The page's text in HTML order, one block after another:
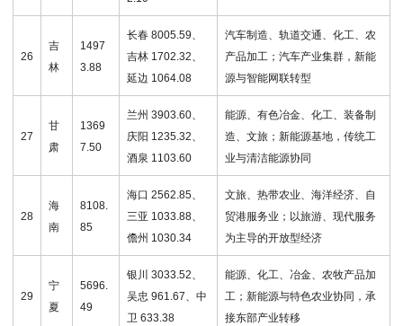
26
吉
林
1497
3.88
长春 8005.59、
吉林 1702.32、
延边 1064.08
汽车制造、轨道交通、化工、农
产品加工；汽车产业集群，新能
源与智能网联转型
27
甘
肃
1369
7.50
兰州 3903.60、
庆阳 1235.32、
酒泉 1103.60
能源、有色冶金、化工、装备制
造、文旅；新能源基地，传统工
业与清洁能源协同
28
海
南
8108.
85
海口 2562.85、
三亚 1033.88、
儋州 1030.34
文旅、热带农业、海洋经济、自
贸港服务业；以旅游、现代服务
为主导的开放型经济
29
宁
夏
5696.
49
银川 3033.52、
吴忠 961.67、中
卫 633.38
能源、化工、冶金、农牧产品加
工；新能源与特色农业协同，承
接东部产业转移